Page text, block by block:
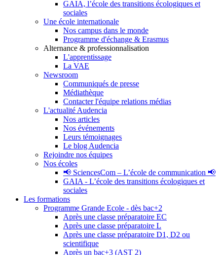
GAIA, l’école des transitions écologiques et
sociales
Une école internationale
Nos campus dans le monde
Programme d'échange & Erasmus
Alternance & professionnalisation
L'apprentissage
La VAE
Newsroom
Communiqués de presse
Médiathèque
Contacter l'équipe relations médias
L'actualité Audencia
Nos articles
Nos événements
Leurs témoignages
Le blog Audencia
Rejoindre nos équipes
Nos écoles
📢 SciencesCom – L’école de communication 📢
GAIA - L’école des transitions écologiques et
sociales
Les formations
Programme Grande Ecole - dès bac+2
Après une classe préparatoire EC
Après une classe préparatoire L
Après une classe préparatoire D1, D2 ou
scientifique
Après un bac+3 (AST 2)